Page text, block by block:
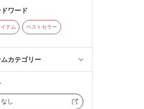
ドワード
テム ベストセラー
カテゴリー
し